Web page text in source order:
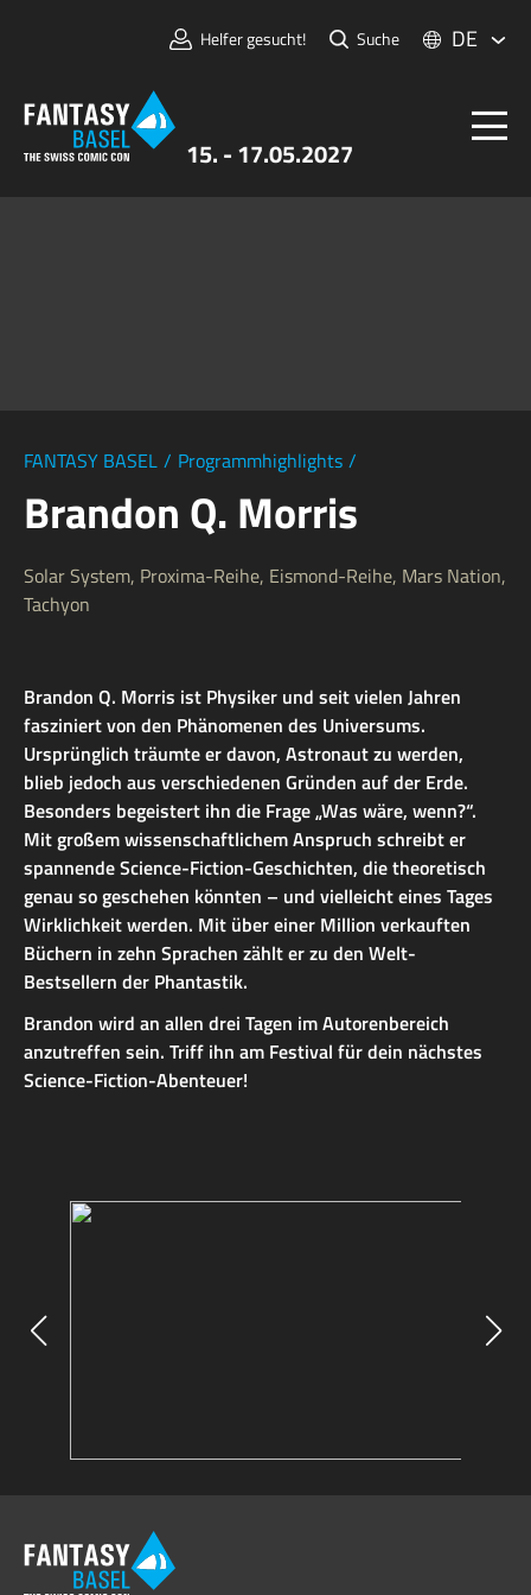
15. - 17.05.2027
Helfer gesucht! Suche DE
FANTASY BASEL / Programmhighlights /
Brandon Q. Morris
Solar System, Proxima-Reihe, Eismond-Reihe, Mars Nation,
Tachyon
Brandon Q. Morris ist Physiker und seit vielen Jahren
fasziniert von den Phänomenen des Universums.
Ursprünglich träumte er davon, Astronaut zu werden,
blieb jedoch aus verschiedenen Gründen auf der Erde.
Besonders begeistert ihn die Frage „Was wäre, wenn?“.
Mit großem wissenschaftlichem Anspruch schreibt er
spannende Science-Fiction-Geschichten, die theoretisch
genau so geschehen könnten – und vielleicht eines Tages
Wirklichkeit werden. Mit über einer Million verkauften
Büchern in zehn Sprachen zählt er zu den Welt-
Bestsellern der Phantastik.
Brandon wird an allen drei Tagen im Autorenbereich
anzutreffen sein. Triff ihn am Festival für dein nächstes
Science-Fiction-Abenteuer!